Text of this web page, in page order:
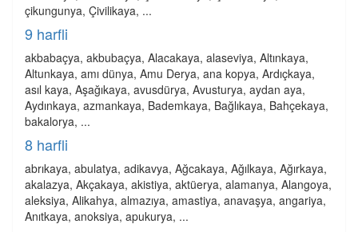
çikungunya, Çivilikaya, ...
9 harfli
akbabaçya, akbubaçya, Alacakaya, alaseviya, Altınkaya,
Altunkaya, amı dünya, Amu Derya, ana kopya, Ardıçkaya,
asıl kaya, Aşağıkaya, avusdürya, Avusturya, aydan aya,
Aydınkaya, azmankaya, Bademkaya, Bağlıkaya, Bahçekaya,
bakalorya, ...
8 harfli
abrıkaya, abulatya, adikavya, Ağcakaya, Ağılkaya, Ağırkaya,
akalazya, Akçakaya, akistiya, aktüerya, alamanya, Alangoya,
aleksiya, Alikahya, almazıya, amastiya, anavaşya, angariya,
Anıtkaya, anoksiya, apukurya, ...